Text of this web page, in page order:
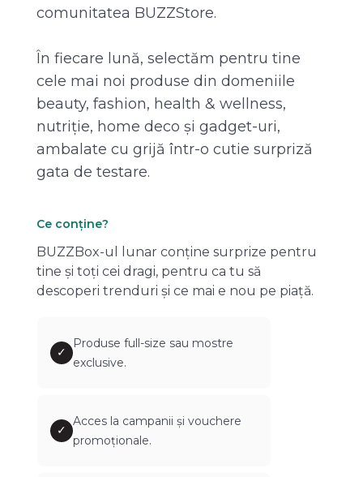
comunitatea BUZZStore.
În fiecare lună, selectăm pentru tine
cele mai noi produse din domeniile
beauty, fashion, health & wellness,
nutriție, home deco și gadget-uri,
ambalate cu grijă într-o cutie surpriză
gata de testare.
Ce conține?
BUZZBox-ul lunar conține surprize pentru
tine și toți cei dragi, pentru ca tu să
descoperi trenduri și ce mai e nou pe piață.
✓
Produse full-size sau mostre
exclusive.
✓
Acces la campanii și vouchere
promoționale.